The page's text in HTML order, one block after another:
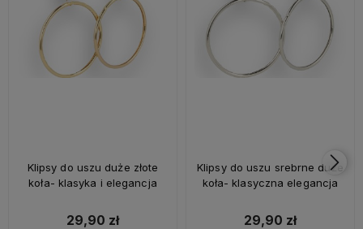
Klipsy do uszu duże złote
koła- klasyka i elegancja
29,90 zł
Klipsy do uszu srebrne duże
koła- klasyczna elegancja
29,90 zł